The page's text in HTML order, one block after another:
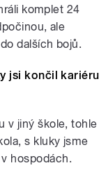
komplet 24
ale
dalších bojů.
jsi končil kariéru
v jiný škole, tohle
s kluky jsme
hospodách.